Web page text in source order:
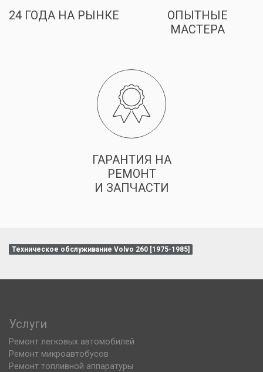
24 ГОДА НА РЫНКЕ
ОПЫТНЫЕ
МАСТЕРА
ГАРАНТИЯ НА
РЕМОНТ
И ЗАПЧАСТИ
Техническое обслуживание Volvo 260 [1975-1985]
Услуги
Ремонт легковых автомобилей
Ремонт микроавтобусов
Ремонт топливной аппаратуры